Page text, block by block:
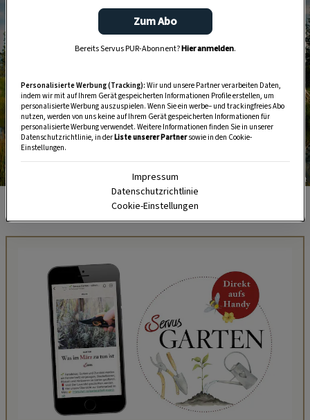
Foto: ServusTV/Moonlake Entertainment
Auch das ist Hansi Hinterseer - ein echter Naturbusch.
Zum Abo
Bereits Servus PUR-Abonnent?Hier anmelden.
Personalisierte Werbung (Tracking): Wir und unsere Partner verarbeiten Daten,
indem wir mit auf Ihrem Gerät gespeicherten Informationen Profile erstellen, um
personalisierte Werbung auszuspielen. Wenn Sie ein werbe– und trackingfreies Abo
nutzen, werden von uns keine auf Ihrem Gerät gespeicherten Informationen für
personalisierte Werbung verwendet. Weitere Informationen finden Sie in unserer
Datenschutzrichtlinie, in derListe unserer Partnersowie in den Cookie-
Einstellungen.
Impressum
Datenschutzrichtlinie
Cookie-Einstellungen